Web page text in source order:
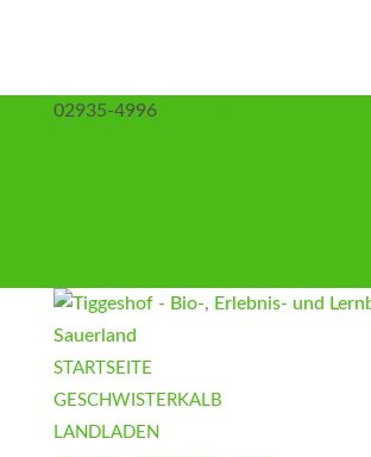
02935-4996
STARTSEITE
GESCHWISTERKALB
LANDLADEN